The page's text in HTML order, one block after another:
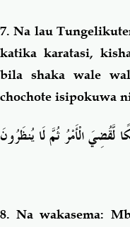
7. Na lau
katika karatasi,
bila shaka wale
chochote isipokuwa
لَّقُضِيَ الْأَمْرُ ثُمَّ لَا يُنظَرُونَ
8. Na wakasema: